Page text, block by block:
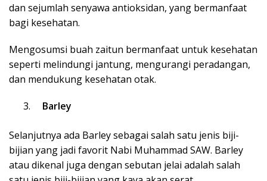
dan sejumlah senyawa antioksidan, yang bermanfaat
bagi kesehatan.
Mengosumsi buah zaitun bermanfaat untuk kesehatan
seperti melindungi jantung, mengurangi peradangan,
dan mendukung kesehatan otak.
Barley
Selanjutnya ada Barley sebagai salah satu jenis biji-
bijian yang jadi favorit Nabi Muhammad SAW. Barley
atau dikenal juga dengan sebutan jelai adalah salah